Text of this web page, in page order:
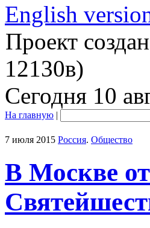
English
Проект
12130в)
Сегодня 10
На главную |
7 июля 2015 Россия. Общество
В Москве